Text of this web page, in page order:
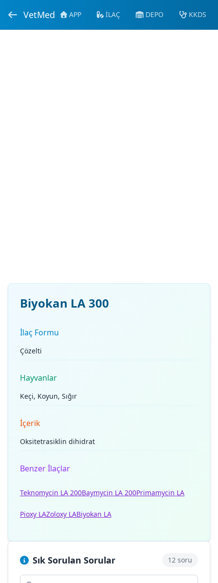
VetMed APP İLAÇ DEPO KKDS
Biyokan LA 300
İlaç Formu
Çözelti
Hayvanlar
Keçi, Koyun, Sığır
İçerik
Oksitetrasiklin dihidrat
Benzer İlaçlar
Teknomycin LA 200Baymycin LA 200Primamycin LA
Pioxy LAZoloxy LABiyokan LA
Sık Sorulan Sorular 12 soru